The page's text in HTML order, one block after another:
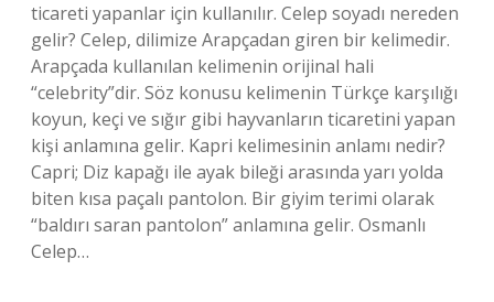
ticareti yapanlar için kullanılır. Celep soyadı nereden
gelir? Celep, dilimize Arapçadan giren bir kelimedir.
Arapçada kullanılan kelimenin orijinal hali
“celebrity”dir. Söz konusu kelimenin Türkçe karşılığı
koyun, keçi ve sığır gibi hayvanların ticaretini yapan
kişi anlamına gelir. Kapri kelimesinin anlamı nedir?
Capri; Diz kapağı ile ayak bileği arasında yarı yolda
biten kısa paçalı pantolon. Bir giyim terimi olarak
“baldırı saran pantolon” anlamına gelir. Osmanlı
Celep…